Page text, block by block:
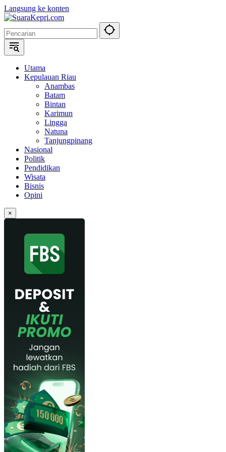
Langsung ke konten
Utama
Kepulauan Riau
Anambas
Batam
Bintan
Karimun
Lingga
Natuna
Tanjungpinang
Nasional
Politik
Pendidikan
Wisata
Bisnis
Opini
×